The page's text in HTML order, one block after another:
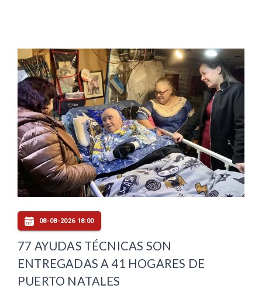
08-08-2026 18:00
77 AYUDAS TÉCNICAS SON
ENTREGADAS A 41 HOGARES DE
PUERTO NATALES